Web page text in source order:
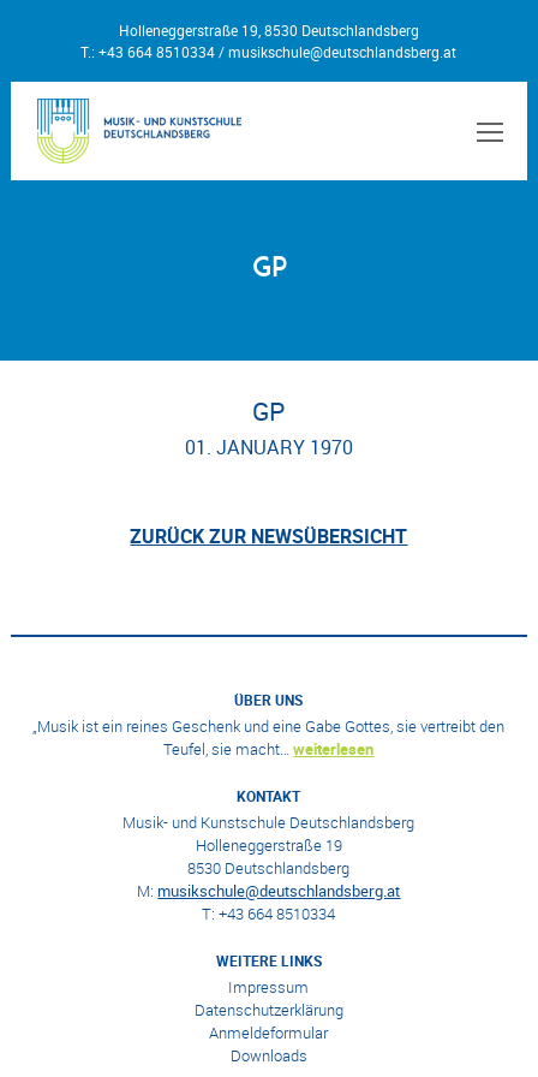
Holleneggerstraße 19, 8530 Deutschlandsberg
T.: +43 664 8510334 /musikschule@deutschlandsberg.at
GP
GP
01. JANUARY 1970
ZURÜCK ZUR NEWSÜBERSICHT
ÜBER UNS
„Musik ist ein reines Geschenk und eine Gabe Gottes, sie vertreibt den
Teufel, sie macht…weiterlesen
KONTAKT
Musik- und Kunstschule Deutschlandsberg
Holleneggerstraße 19
8530 Deutschlandsberg
M: musikschule@deutschlandsberg.at
T: +43 664 8510334
WEITERE LINKS
Impressum
Datenschutzerklärung
Anmeldeformular
Downloads